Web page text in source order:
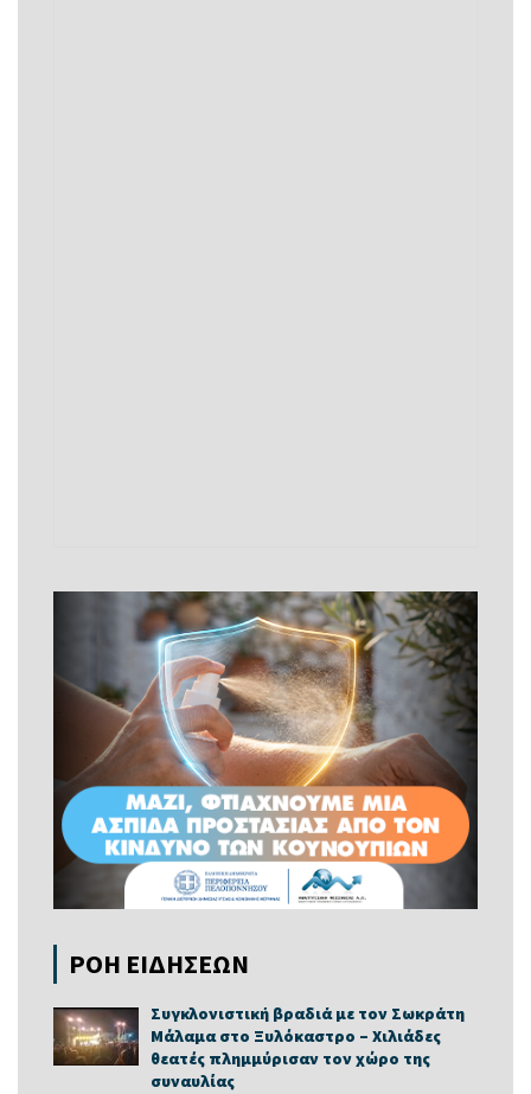
ΡΟΗ ΕΙΔΗΣΕΩΝ
Συγκλονιστική βραδιά με τον Σωκράτη
Μάλαμα στο Ξυλόκαστρο – Χιλιάδες
θεατές πλημμύρισαν τον χώρο της
συναυλίας